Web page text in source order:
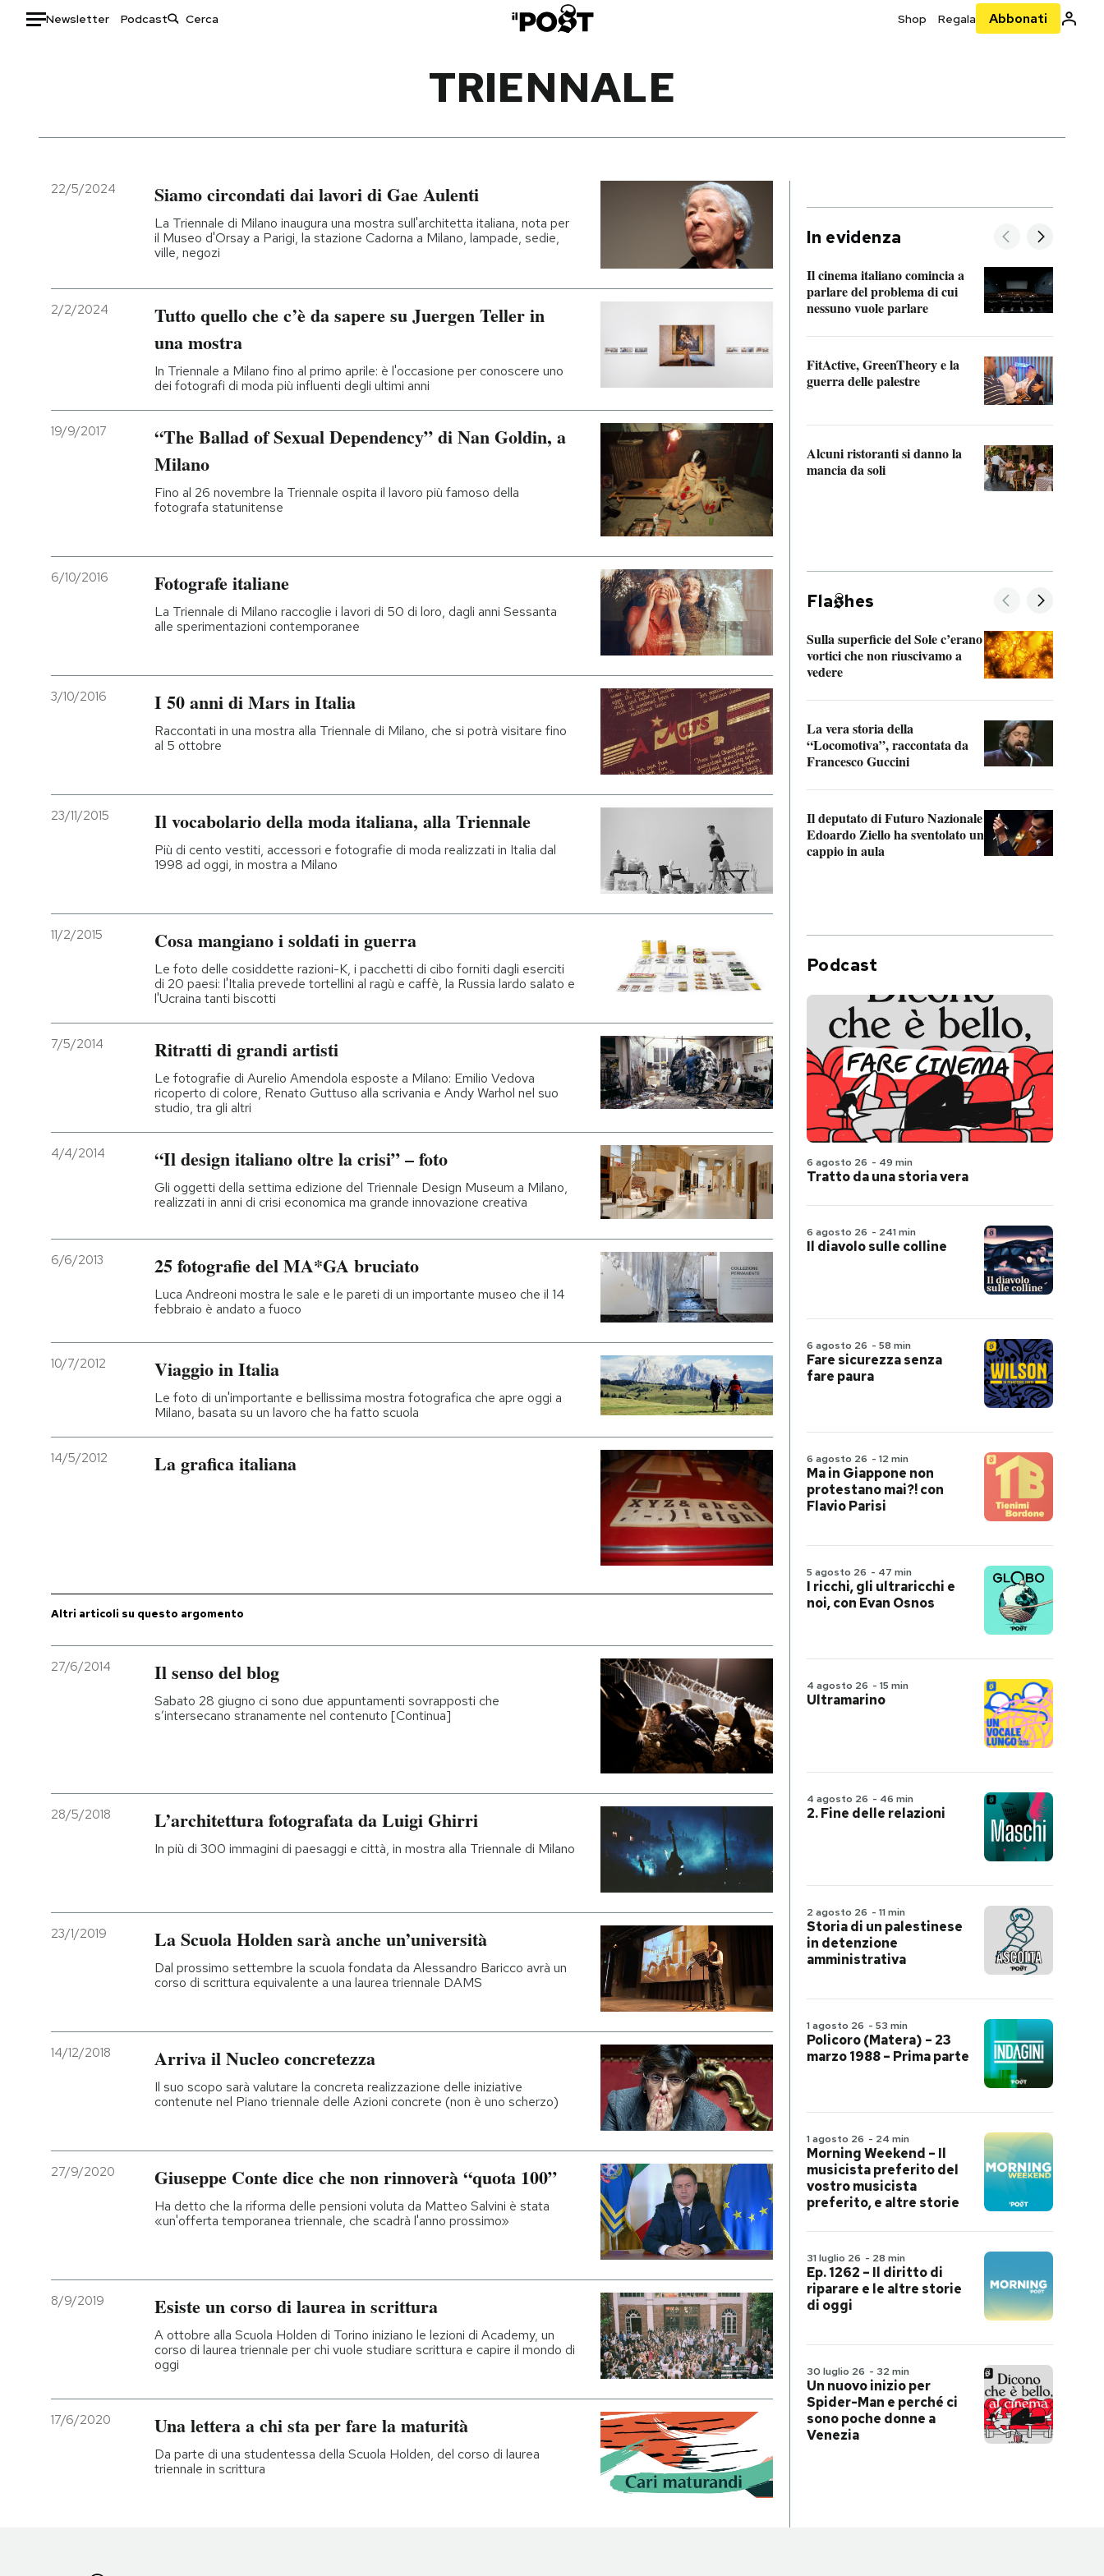
Newsletter Podcast Shop Regala Abbonati
Italia
Politica
Economia
Moda
Ok Boomer!
Media
Mondiali calcio 2026
I MIEI PREFERITI
TRIENNALE
22/5/2024 Siamo circondati dai lavori di Gae Aulenti
La Triennale di Milano inaugura una mostra sull'architetta italiana, nota per
il Museo d'Orsay a Parigi, la stazione Cadorna a Milano, lampade, sedie,
ville, negozi
2/2/2024
Tutto quello che c’è da sapere su Juergen Teller in
una mostra
In Triennale a Milano fino al primo aprile: è l'occasione per conoscere uno
dei fotografi di moda più influenti degli ultimi anni
19/9/2017
“The Ballad of Sexual Dependency” di Nan Goldin, a
Milano
Fino al 26 novembre la Triennale ospita il lavoro più famoso della
fotografa statunitense
6/10/2016 Fotografe italiane
La Triennale di Milano raccoglie i lavori di 50 di loro, dagli anni Sessanta
alle sperimentazioni contemporanee
3/10/2016 I 50 anni di Mars in Italia
Raccontati in una mostra alla Triennale di Milano, che si potrà visitare fino
al 5 ottobre
23/11/2015 Il vocabolario della moda italiana, alla Triennale
Più di cento vestiti, accessori e fotografie di moda realizzati in Italia dal
1998 ad oggi, in mostra a Milano
11/2/2015 Cosa mangiano i soldati in guerra
Le foto delle cosiddette razioni-K, i pacchetti di cibo forniti dagli eserciti
di 20 paesi: l'Italia prevede tortellini al ragù e caffè, la Russia lardo salato e
l'Ucraina tanti biscotti
7/5/2014 Ritratti di grandi artisti
Le fotografie di Aurelio Amendola esposte a Milano: Emilio Vedova
ricoperto di colore, Renato Guttuso alla scrivania e Andy Warhol nel suo
studio, tra gli altri
4/4/2014 “Il design italiano oltre la crisi” – foto
Gli oggetti della settima edizione del Triennale Design Museum a Milano,
realizzati in anni di crisi economica ma grande innovazione creativa
6/6/2013 25 fotografie del MA*GA bruciato
Luca Andreoni mostra le sale e le pareti di un importante museo che il 14
febbraio è andato a fuoco
10/7/2012 Viaggio in Italia
Le foto di un'importante e bellissima mostra fotografica che apre oggi a
Milano, basata su un lavoro che ha fatto scuola
14/5/2012 La grafica italiana
Altri articoli su questo argomento
27/6/2014 Il senso del blog
Sabato 28 giugno ci sono due appuntamenti sovrapposti che
s’intersecano stranamente nel contenuto [Continua]
28/5/2018 L’architettura fotografata da Luigi Ghirri
In più di 300 immagini di paesaggi e città, in mostra alla Triennale di Milano
23/1/2019 La Scuola Holden sarà anche un’università
Dal prossimo settembre la scuola fondata da Alessandro Baricco avrà un
corso di scrittura equivalente a una laurea triennale DAMS
14/12/2018 Arriva il Nucleo concretezza
Il suo scopo sarà valutare la concreta realizzazione delle iniziative
contenute nel Piano triennale delle Azioni concrete (non è uno scherzo)
27/9/2020 Giuseppe Conte dice che non rinnoverà “quota 100”
Ha detto che la riforma delle pensioni voluta da Matteo Salvini è stata
«un'offerta temporanea triennale, che scadrà l'anno prossimo»
8/9/2019 Esiste un corso di laurea in scrittura
A ottobre alla Scuola Holden di Torino iniziano le lezioni di Academy, un
corso di laurea triennale per chi vuole studiare scrittura e capire il mondo di
oggi
17/6/2020 Una lettera a chi sta per fare la maturità
Da parte di una studentessa della Scuola Holden, del corso di laurea
triennale in scrittura
In evidenza
Il cinema italiano comincia a
parlare del problema di cui
nessuno vuole parlare
FitActive, GreenTheory e la
guerra delle palestre
Alcuni ristoranti si danno la
mancia da soli
Fla hes
Sulla superficie del Sole c’erano
vortici che non riuscivamo a
vedere
La vera storia della
“Locomotiva”, raccontata da
Francesco Guccini
Il deputato di Futuro Nazionale
Edoardo Ziello ha sventolato un
cappio in aula
Podcast
6 agosto 26 - 49 min
Tratto da una storia vera
6 agosto 26 - 241 min
Il diavolo sulle colline
6 agosto 26 - 58 min
Fare sicurezza senza
fare paura
6 agosto 26 - 12 min
Ma in Giappone non
protestano mai?! con
Flavio Parisi
5 agosto 26 - 47 min
I ricchi, gli ultraricchi e
noi, con Evan Osnos
4 agosto 26 - 15 min
Ultramarino
4 agosto 26 - 46 min
2. Fine delle relazioni
2 agosto 26 - 11 min
Storia di un palestinese
in detenzione
amministrativa
1 agosto 26 - 53 min
Policoro (Matera) – 23
marzo 1988 – Prima parte
1 agosto 26 - 24 min
Morning Weekend – Il
musicista preferito del
vostro musicista
preferito, e altre storie
31 luglio 26 - 28 min
Ep. 1262 – Il diritto di
riparare e le altre storie
di oggi
30 luglio 26 - 32 min
Un nuovo inizio per
Spider-Man e perché ci
sono poche donne a
Venezia